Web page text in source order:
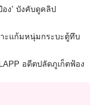
ง’ บังคับดูคลิป
าะแก้มหนุ่มกระบะตู้ทึบ
อดีตปลัดภูเก็ตฟ้อง